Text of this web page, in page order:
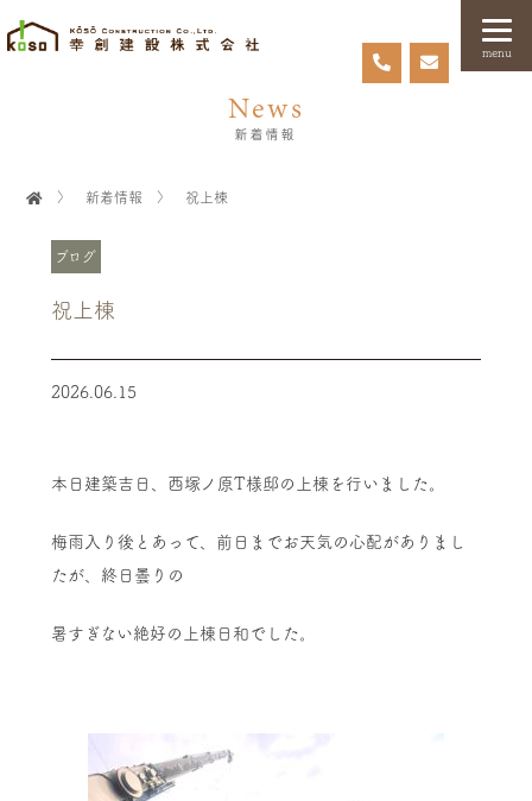
menu
News
新着情報
〉 新着情報 〉 祝上棟
ブログ
祝上棟
2026.06.15
本日建築吉日、西塚ノ原T様邸の上棟を行いました。
梅雨入り後とあって、前日までお天気の心配がありまし
たが、終日曇りの
暑すぎない絶好の上棟日和でした。